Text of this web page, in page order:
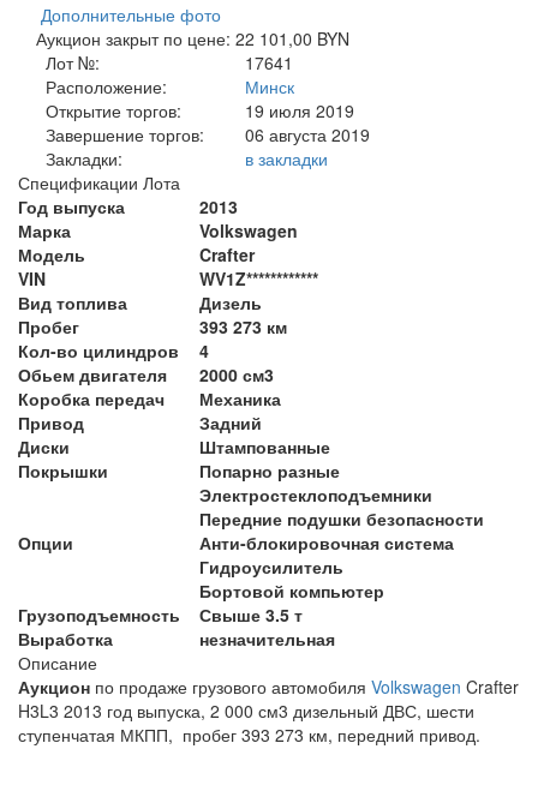
Дополнительные фото
Аукцион закрыт по цене: 22 101,00 BYN
Лот №:
17641
Расположение:
Минск
Открытие торгов:
19 июля 2019
Завершение торгов:
06 августа 2019
Закладки:
в закладки
Спецификации Лота
Год выпуска
2013
Марка
Volkswagen
Модель
Crafter
VIN
WV1Z************
Вид топлива
Дизель
Пробег
393 273 км
Кол-во цилиндров
4
Обьем двигателя
2000 см3
Коробка передач
Механика
Привод
Задний
Диски
Штампованные
Покрышки
Попарно разные
Опции
Электростеклоподъемники
Передние подушки безопасности
Анти-блокировочная система
Гидроусилитель
Бортовой компьютер
Грузоподъемность
Свыше 3.5 т
Выработка
незначительная
Описание
Аукцион по продаже грузового автомобиля Volkswagen Crafter
H3L3 2013 год выпуска, 2 000 см3 дизельный ДВС, шести
ступенчатая МКПП, пробег 393 273 км, передний привод.